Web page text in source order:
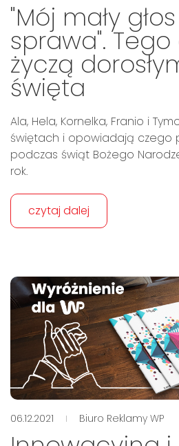
"Mój mały
sprawa". Tego
życzą
święta
Ala, Hela, Kornelka, Franio i
świętach i opowiadają czego
podczas świąt Bożego
rok.
czytaj dalej
06.12.2021 Biuro Reklamy WP